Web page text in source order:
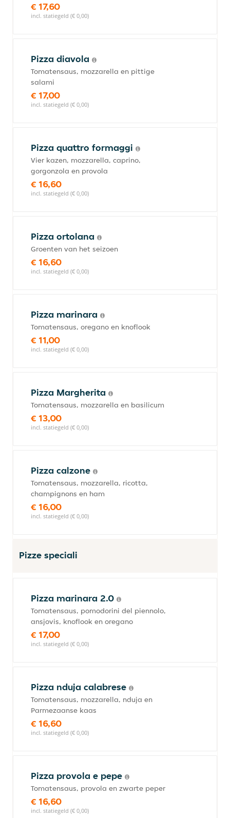
€ 17,60
incl. statiegeld (€ 0,00)
Pizza diavola
Tomatensaus, mozzarella en pittige
salami
€ 17,00
incl. statiegeld (€ 0,00)
Pizza quattro formaggi
Vier kazen, mozzarella, caprino,
gorgonzola en provola
€ 16,60
incl. statiegeld (€ 0,00)
Pizza ortolana
Groenten van het seizoen
€ 16,60
incl. statiegeld (€ 0,00)
Pizza marinara
Tomatensaus, oregano en knoflook
€ 11,00
incl. statiegeld (€ 0,00)
Pizza Margherita
Tomatensaus, mozzarella en basilicum
€ 13,00
incl. statiegeld (€ 0,00)
Pizza calzone
Tomatensaus, mozzarella, ricotta,
champignons en ham
€ 16,00
incl. statiegeld (€ 0,00)
Pizze speciali
Pizza marinara 2.0
Tomatensaus, pomodorini del piennolo,
ansjovis, knoflook en oregano
€ 17,00
incl. statiegeld (€ 0,00)
Pizza nduja calabrese
Tomatensaus, mozzarella, nduja en
Parmezaanse kaas
€ 16,60
incl. statiegeld (€ 0,00)
Pizza provola e pepe
Tomatensaus, provola en zwarte peper
€ 16,60
incl. statiegeld (€ 0,00)